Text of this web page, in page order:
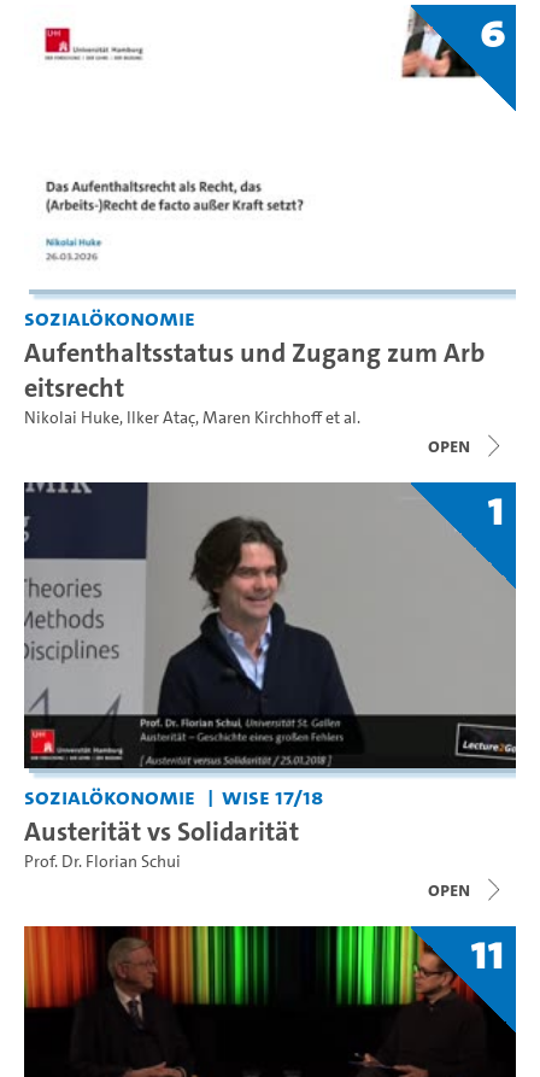
6
Sozialökonomie
Aufenthaltsstatus und Zugang zum Arb
eitsrecht
Nikolai Huke, Ilker Ataç,Maren Kirchhoffet al.
open
1
Sozialökonomie WiSe 17/18
Austerität vs Solidarität
Prof. Dr. Florian Schui
open
11